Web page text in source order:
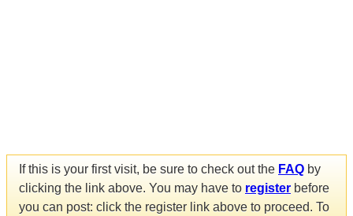
If this is your first visit, be sure to check out the FAQ by
clicking the link above. You may have to register before
you can post: click the register link above to proceed. To